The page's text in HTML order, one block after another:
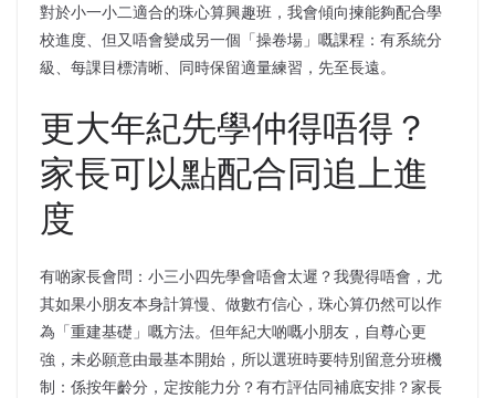
對於小一小二適合的珠心算興趣班，我會傾向揀能夠配合學
校進度、但又唔會變成另一個「操卷場」嘅課程：有系統分
級、每課目標清晰、同時保留適量練習，先至長遠。
更大年紀先學仲得唔得？
家長可以點配合同追上進
度
有啲家長會問：小三小四先學會唔會太遲？我覺得唔會，尤
其如果小朋友本身計算慢、做數冇信心，珠心算仍然可以作
為「重建基礎」嘅方法。但年紀大啲嘅小朋友，自尊心更
強，未必願意由最基本開始，所以選班時要特別留意分班機
制：係按年齡分，定按能力分？有冇評估同補底安排？家長